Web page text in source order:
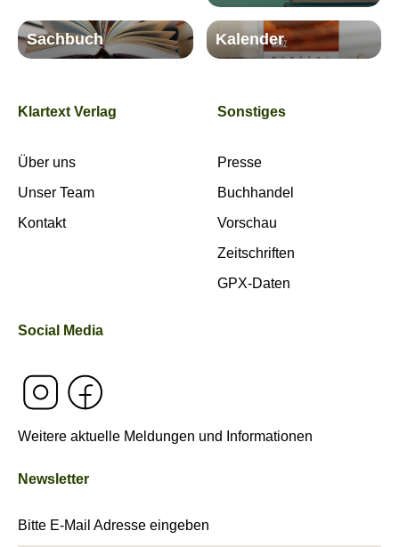
Sachbuch Kalender
Klartext Verlag
Über uns
Unser Team
Kontakt
Sonstiges
Presse
Buchhandel
Vorschau
Zeitschriften
GPX-Daten
Social Media
Weitere aktuelle Meldungen und Informationen
Newsletter
Bitte E-Mail Adresse eingeben